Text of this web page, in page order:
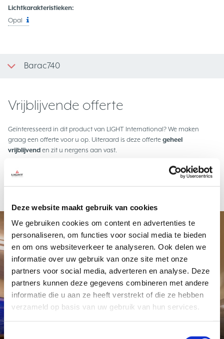
Deze website maakt gebruik van cookies
We gebruiken cookies om content en advertenties te
personaliseren, om functies voor social media te bieden
en om ons websiteverkeer te analyseren. Ook delen we
informatie over uw gebruik van onze site met onze
partners voor social media, adverteren en analyse. Deze
partners kunnen deze gegevens combineren met andere
informatie die u aan ze heeft verstrekt of die ze hebben
verzameld op basis van uw gebruik van hun services.
Toestemmingsselectie
Lichtkarakteristieken:
Opal
Barac740
Vrijblijvende offerte
Geïnteresseerd in dit product van LIGHT International? We maken
graag een offerte voor u op. Uiteraard is deze offerte geheel
vrijblijvend en zit u nergens aan vast.
Project
NS Station Eindhoven